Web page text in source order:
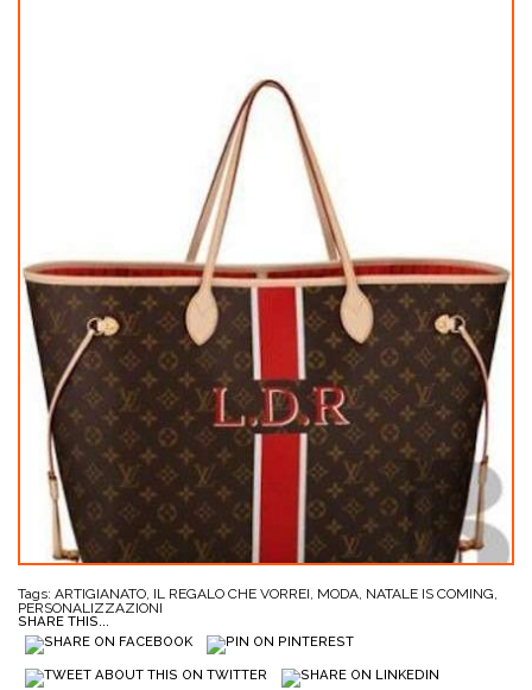
Tags: ARTIGIANATO, IL REGALO CHE VORREI, MODA, NATALE IS COMING,
PERSONALIZZAZIONI
SHARE THIS...